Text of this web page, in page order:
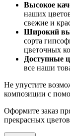
Высокое
наших
свежие и
Широкий
сорта
цветочных
Доступные
все наши
Не упустите
композиции с
Оформите заказ
прекрасных